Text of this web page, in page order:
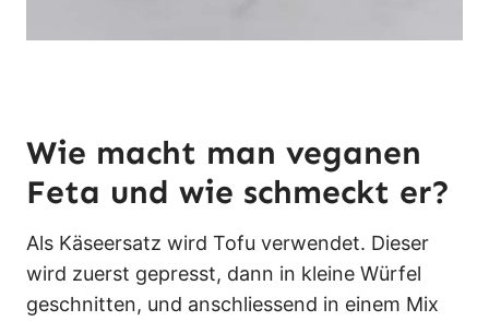
Wie macht man veganen
Feta und wie schmeckt er?
Als Käseersatz wird Tofu verwendet. Dieser
wird zuerst gepresst, dann in kleine Würfel
geschnitten, und anschliessend in einem Mix